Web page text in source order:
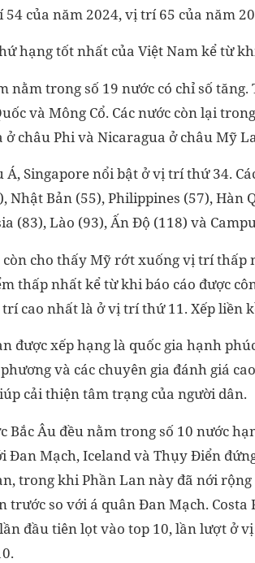
của năm 2024, vị trí 65 của năm
hạng tốt nhất của Việt Nam kể từ
nằm trong số 19 nước có chỉ số
và Mông Cổ. Các nước còn lại
ở châu Phi và Nicaragua ở châu Mỹ
Á, Singapore nổi bật ở vị trí thứ 34.
Nhật Bản (55), Philippines (57), Hàn
(83), Lào (93), Ấn Độ (118) và
còn cho thấy Mỹ rớt xuống vị trí
thấp nhất kể từ khi báo cáo được
cao nhất là ở vị trí thứ 11. Xếp liền
được xếp hạng là quốc gia hạnh
và các chuyên gia đánh giá
cải thiện tâm trạng của người dân.
Bắc Âu đều nằm trong số 10 nước
Đan Mạch, Iceland và Thụy Điển
trong khi Phần Lan này đã nới
trước so với á quân Đan Mạch. Costa
đầu tiên lọt vào top 10, lần lượt ở